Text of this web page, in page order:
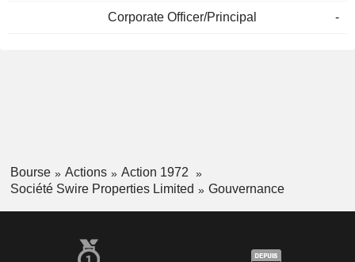
Corporate Officer/Principal -
Bourse Actions
Action 1972
Société Swire Properties Limited
Gouvernance